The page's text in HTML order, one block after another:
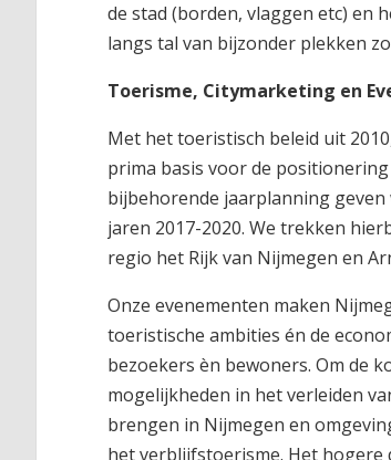
de stad (borden, vlaggen etc) en
langs tal van bijzonder plekken
Toerisme, Citymarketing en
Met het toeristisch beleid uit
prima basis voor de
bijbehorende jaarplanning
jaren 2017-2020. We trekken
regio het Rijk van Nijmegen en
Onze evenementen maken
toeristische ambities én de
bezoekers èn bewoners. Om de
mogelijkheden in het verleiden
brengen in Nijmegen en
het verblijfstoerisme. Het hogere